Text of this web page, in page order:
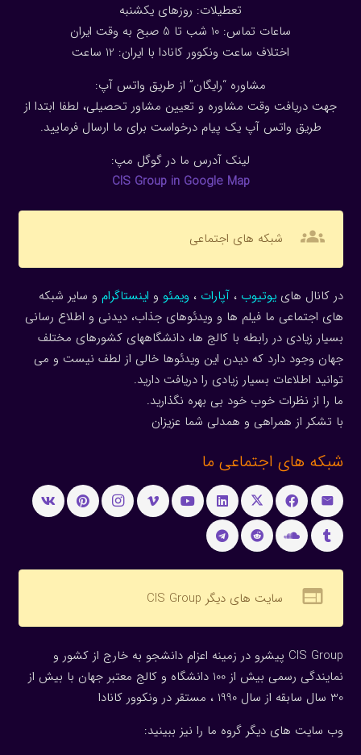
تعطیلات: روزهای یکشنبه
ساعات تماس: 10 شب تا 5 صبح به وقت ایران
اختلاف ساعت ونکوور کانادا با ایران: 1 2 ساعت
مشاوره “رایگان” از طریق واتس آپ:
جهت دریافت وقت مشاوره و تعیین مشاور تحصیلی، لطفا ابتدا از
طریق واتس آپ یک پیام درخواست برای ما ارسال فرمایید.
لینک آدرس ما در گوگل مپ:
CIS Group in Google Map
groups شبکه های اجتماعی
در کانال هاییوتیوب ، آپارات ، ویمئو و اینستاگرام و سایر شبکه
های اجتماعی ما فیلم ها و ویدئوهای جذاب، دیدنی و اطلاع رسانی
بسیار زیادی در رابطه با کالج ها، دانشگاههای کشورهای مختلف
جهان وجود دارد که دیدن این ویدئوها خالی از لطف نیست و می
توانید اطلاعات بسیار زیادی را دریافت دارید.
ما را از نظرات خوب خود بی بهره نگذارید.
با تشکر از همراهی و همدلی شما عزیزان
شبکه های اجتماعی ما
web سایت های دیگر CIS Group
CIS Group پیشرو در زمینه اعزام دانشجو به خارج از کشور و
نمایندگی رسمی بیش از 100 دانشگاه و کالج معتبر جهان با بیش از
30 سال سابقه از سال 1990 ، مستقر در ونکوور کانادا
وب سایت های دیگر گروه ما را نیز ببینید: